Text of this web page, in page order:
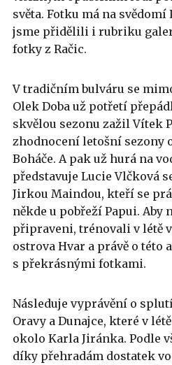
světa. Fotku má na svědomí
jsme přidělili i rubriku
fotky z Račic.
V tradičním bulváru se
Olek Doba už potřetí
skvělou sezonu zažil Vítek
zhodnocení letošní sezony
Boháče. A pak už hurá na
představuje Lucie Vlčková
Jirkou Maindou, kteří se
někde u pobřeží Papui. Aby
připraveni, trénovali v létě
ostrova Hvar a právě o této
s překrásnými fotkami.
Následuje vyprávění o
Oravy a Dunajce, které v
okolo Karla Jiránka. Podle
díky přehradám dostatek